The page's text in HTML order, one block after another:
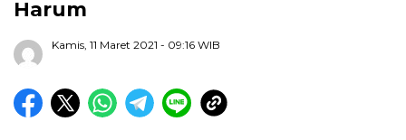
Harum
Kamis, 11 Maret 2021 - 09:16 WIB